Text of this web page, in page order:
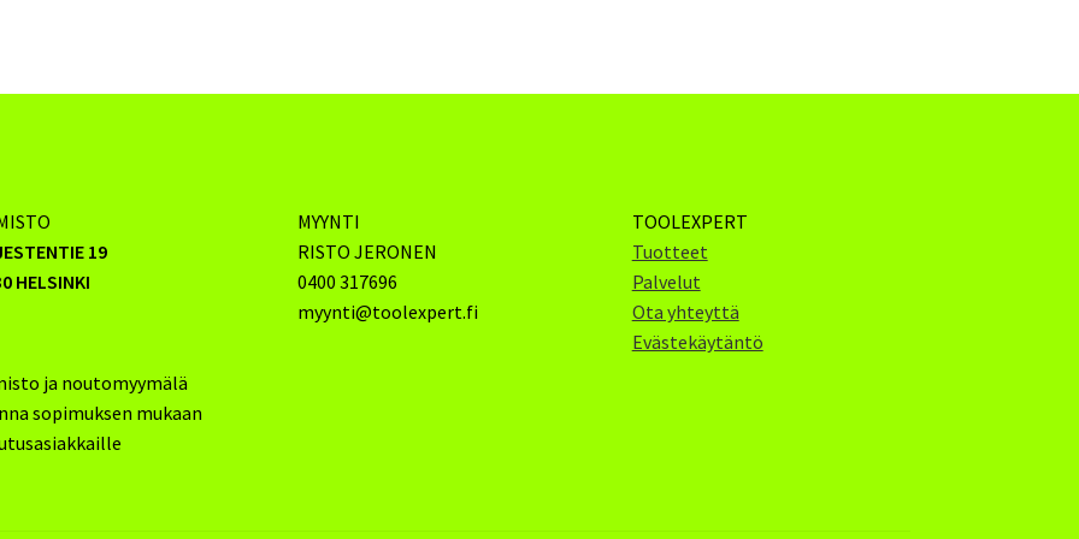
19
HELSINKI
ja noutomyymälä
sopimuksen mukaan
MYYNTI
RISTO JERONEN
0400 317696
myynti@toolexpert.fi
TOOLEXPERT
Tuotteet
Palvelut
Ota yhteyttä
Evästekäytäntö